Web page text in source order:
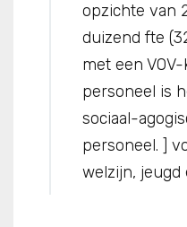
opzichte van
duizend fte
met een
personeel is
sociaal-
personeel. ]
welzijn, jeugd